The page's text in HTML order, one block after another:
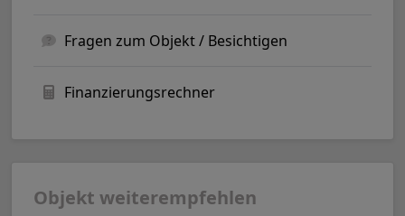
Fragen zum Objekt / Besichtigen
Finanzierungsrechner
Objekt weiterempfehlen